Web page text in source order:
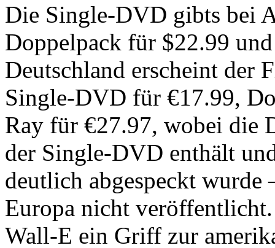
Die Single-DVD gibts bei
Doppelpack für $22.99
Deutschland erscheint der
Single-DVD für €17.99,
Ray für €27.97, wobei die
der Single-DVD enthält
deutlich abgespeckt
Europa nicht
Wall-E ein Griff zur